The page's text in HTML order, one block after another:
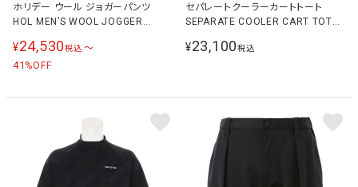
ホリデー ウール ジョガーパンツ
HOL MEN’S WOOL JOGGER
パンツ ブラック BRG243MC2
¥24,530税込 〜
41 %OFF
セパレートクーラーカートトート
SEPARATE COOLER CART TOTE
BRG261T50 BLACK
¥23,100税込